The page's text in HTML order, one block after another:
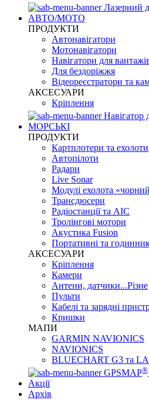
Лазерний
АВТО/МОТО
ПРОДУКТИ
Автонавігатори
Мотонавігатори
Навігатори для
Для бездоріжжя
Відеореєстратори та
АКСЕСУАРИ
Кріплення
Навігатор
МОРСЬКІ
ПРОДУКТИ
Картплотери та ехолоти
Автопілоти
Радари
Live Sonar
Модулі ехолота
Трансдюсери
Радіостанції та АІС
Тролінгові мотори
Акустика Fusion
Портативні та
АКСЕСУАРИ
Кріплення
Камери
Антени, датчики...Різне
Пульти
Кабелі та зарядні
Кришки
МАПИ
GARMIN NAVIONICS
NAVIONICS
BLUECHART G3 та
GPSMAP®
Акції
Архів